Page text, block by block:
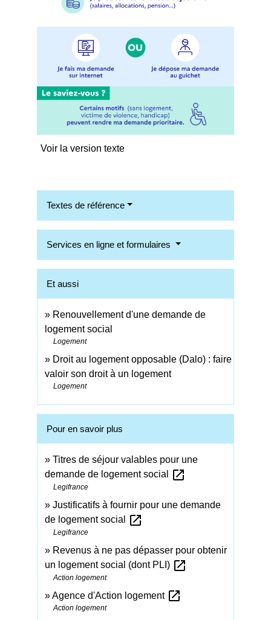
Voir la version texte
Textes de référence
Services en ligne et formulaires
Et aussi
Renouvellement d'une demande de
logement social
Logement
Droit au logement opposable (Dalo) : faire
valoir son droit à un logement
Logement
Pour en savoir plus
Titres de séjour valables pour une
demande de logement social
open_in_new
Legifrance
Justificatifs à fournir pour une demande
de logement social
open_in_new
Legifrance
Revenus à ne pas dépasser pour obtenir
un logement social (dont PLI) open_in_new
Action logement
Agence d'Action logement open_in_new
Action logement